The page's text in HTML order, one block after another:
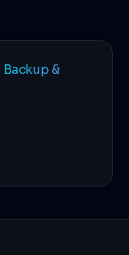
Backup &